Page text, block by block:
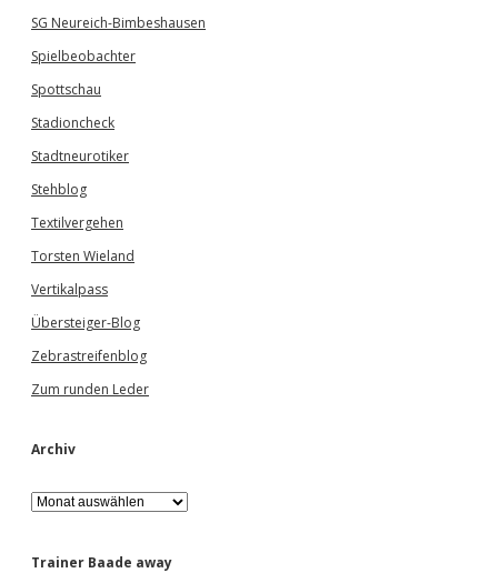
SG Neureich-Bimbeshausen
Spielbeobachter
Spottschau
Stadioncheck
Stadtneurotiker
Stehblog
Textilvergehen
Torsten Wieland
Vertikalpass
Übersteiger-Blog
Zebrastreifenblog
Zum runden Leder
Archiv
A
r
h
Trainer Baade away